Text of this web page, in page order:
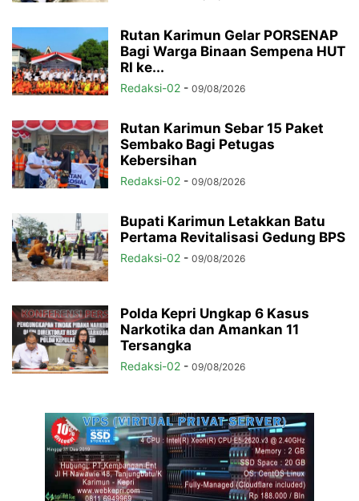
Rutan Karimun Gelar PORSENAP
Bagi Warga Binaan Sempena HUT
RI ke...
Redaksi-02 - 09/08/2026
Rutan Karimun Sebar 15 Paket
Sembako Bagi Petugas
Kebersihan
Redaksi-02 - 09/08/2026
Bupati Karimun Letakkan Batu
Pertama Revitalisasi Gedung BPS
Redaksi-02 - 09/08/2026
Polda Kepri Ungkap 6 Kasus
Narkotika dan Amankan 11
Tersangka
Redaksi-02 - 09/08/2026